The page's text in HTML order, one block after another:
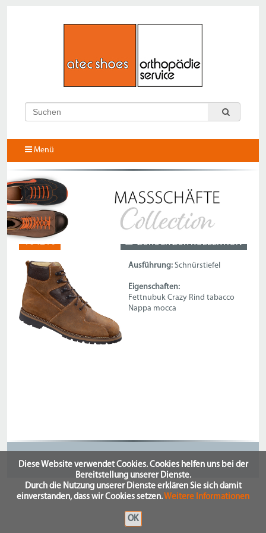
Diese Website verwendet Cookies. Cookies helfen uns bei der
Bereitstellung unserer Dienste.
Durch die Nutzung unserer Dienste erklären Sie sich damit
einverstanden, dass wir Cookies setzen. Weitere Informationen
OK
Menü
ZURÜCK ZUR KOLLEKTION
164210
Ausführung: Schnürstiefel
Eigenschaften:
Fettnubuk Crazy Rind tabacco
Nappa mocca